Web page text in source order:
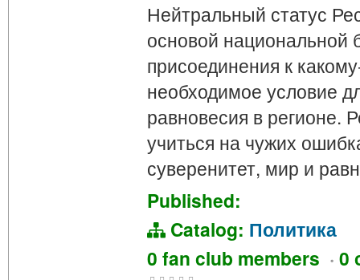
Нейтральный статус
основой национальной
присоединения к
необходимое условие
равновесия в регионе.
учиться на чужих
суверенитет, мир и
Published:
Catalog: Политика
0 fan club members · 0